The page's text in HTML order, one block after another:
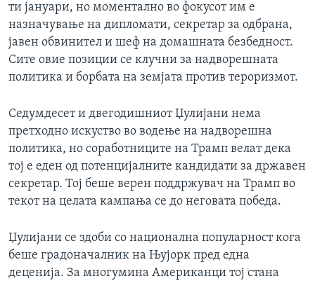
ти јануари, но моментално во фокусот им е
назначување на дипломати, секретар за одбрана,
јавен обвинител и шеф на домашната безбедност.
Сите овие позиции се клучни за надворешната
политика и борбата на земјата против тероризмот.
Седумдесет и двегодишниот Џулијани нема
претходно искуство во водење на надворешна
политика, но соработниците на Трамп велат дека
тој е еден од потенцијалните кандидати за државен
секретар. Тој беше верен поддржувач на Трамп во
текот на целата кампања се до неговата победа.
Џулијани се здоби со национална популарност кога
беше градоначалник на Њујорк пред една
деценија. За многумина Американци тој стана